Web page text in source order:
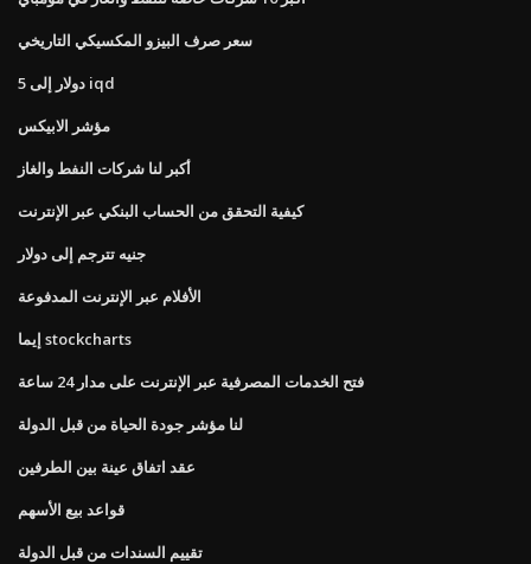
سعر صرف البيزو المكسيكي التاريخي
5 دولار إلى iqd
مؤشر الابيكس
أكبر لنا شركات النفط والغاز
كيفية التحقق من الحساب البنكي عبر الإنترنت
جنيه تترجم إلى دولار
الأفلام عبر الإنترنت المدفوعة
إيما stockcharts
فتح الخدمات المصرفية عبر الإنترنت على مدار 24 ساعة
لنا مؤشر جودة الحياة من قبل الدولة
عقد اتفاق عينة بين الطرفين
قواعد بيع الأسهم
تقييم السندات من قبل الدولة